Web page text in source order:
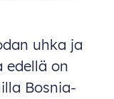
uhka ja
edellä on
Bosnia-